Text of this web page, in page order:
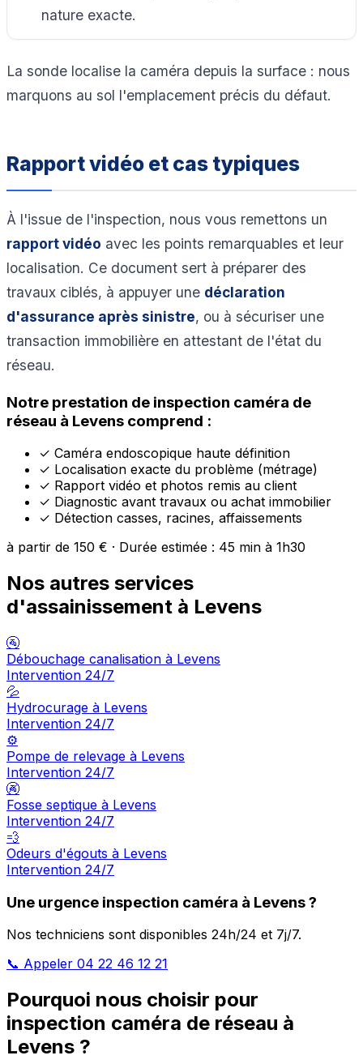
nature exacte.
La sonde localise la caméra depuis la surface : nous
marquons au sol l'emplacement précis du défaut.
Rapport vidéo et cas typiques
À l'issue de l'inspection, nous vous remettons un
rapport vidéo avec les points remarquables et leur
localisation. Ce document sert à préparer des
travaux ciblés, à appuyer une déclaration
d'assurance après sinistre, ou à sécuriser une
transaction immobilière en attestant de l'état du
réseau.
Notre prestation de inspection caméra de
réseau à Levens comprend :
✓ Caméra endoscopique haute définition
✓ Localisation exacte du problème (métrage)
✓ Rapport vidéo et photos remis au client
✓ Diagnostic avant travaux ou achat immobilier
✓ Détection casses, racines, affaissements
à partir de 150 € · Durée estimée : 45 min à 1h30
Nos autres services
d'assainissement à Levens
🚰
Débouchage canalisation à Levens
Intervention 24/7
💦
Hydrocurage à Levens
Intervention 24/7
⚙️
Pompe de relevage à Levens
Intervention 24/7
🚱
Fosse septique à Levens
Intervention 24/7
💨
Odeurs d'égouts à Levens
Intervention 24/7
Une urgence inspection caméra à Levens ?
Nos techniciens sont disponibles 24h/24 et 7j/7.
📞 Appeler 04 22 46 12 21
Pourquoi nous choisir pour
inspection caméra de réseau à
Levens ?